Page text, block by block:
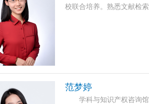
校联合培养。熟悉文献检
范梦婷
学科与知识产权咨询馆